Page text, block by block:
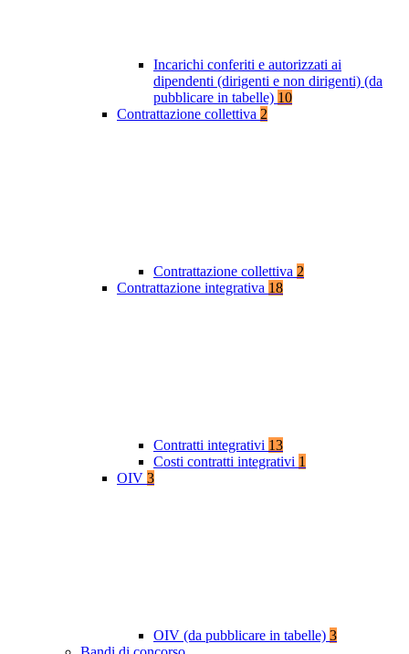
Incarichi conferiti e autorizzati ai
dipendenti (dirigenti e non dirigenti) (da
pubblicare in tabelle) 10
Contrattazione collettiva 2
Contrattazione collettiva 2
Contrattazione integrativa 18
Contratti integrativi 13
Costi contratti integrativi 1
OIV 3
OIV (da pubblicare in tabelle) 3